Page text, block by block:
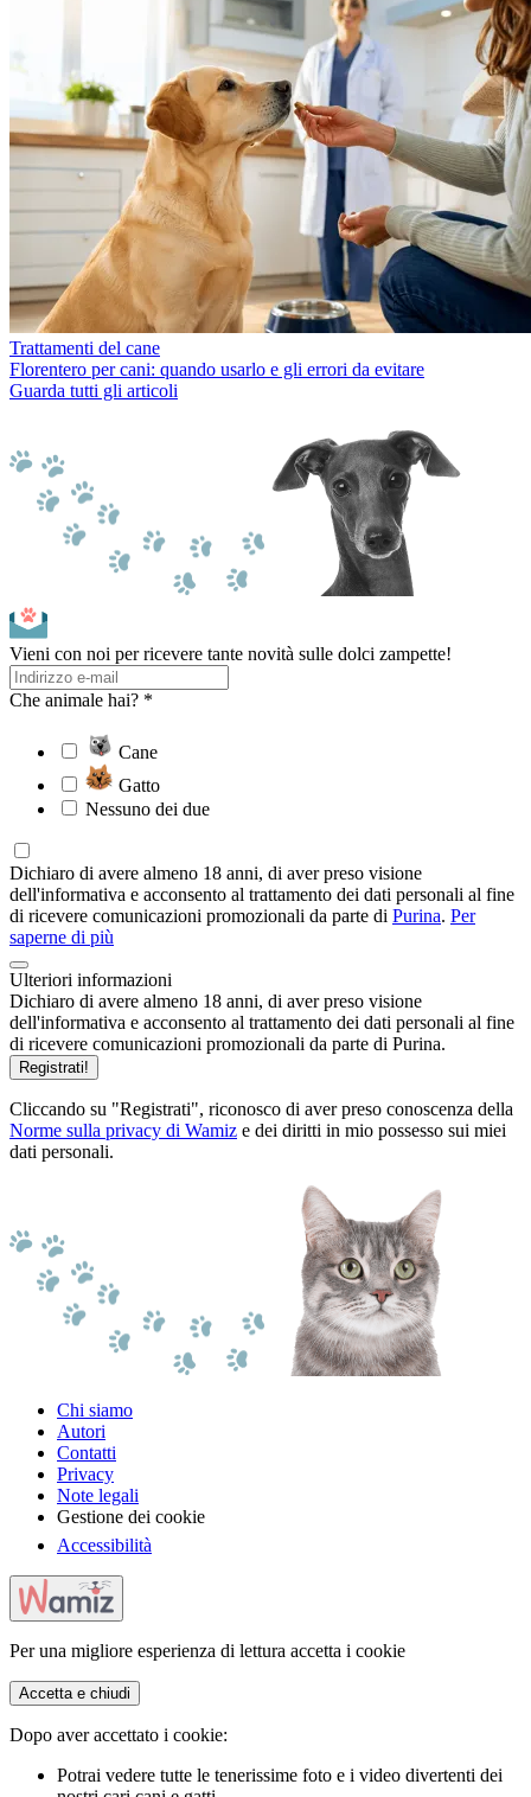
Trattamenti del cane
Florentero per cani: quando usarlo e gli errori da evitare
Guarda tutti gli articoli
Vieni con noi per ricevere tante novità sulle dolci zampette!
Che animale hai? *
Cane
Gatto
Nessuno dei due
Dichiaro di avere almeno 18 anni, di aver preso visione
dell'informativa e acconsento al trattamento dei dati personali al fine
di ricevere comunicazioni promozionali da parte di Purina. Per
saperne di più
Ulteriori informazioni
Dichiaro di avere almeno 18 anni, di aver preso visione
dell'informativa e acconsento al trattamento dei dati personali al fine
di ricevere comunicazioni promozionali da parte di Purina.
Registrati!
Cliccando su "Registrati", riconosco di aver preso conoscenza della
Norme sulla privacy di Wamiz e dei diritti in mio possesso sui miei
dati personali.
Chi siamo
Autori
Contatti
Privacy
Note legali
Gestione dei cookie
Accessibilità
Per una migliore esperienza di lettura accetta i cookie
Accetta e chiudi
Dopo aver accettato i cookie:
Potrai vedere tutte le tenerissime foto e i video divertenti dei